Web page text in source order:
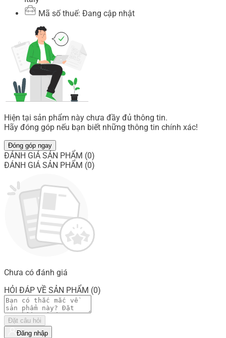
Mã số thuế: Đang cập nhật
Hiện tại sản phẩm này chưa đầy đủ thông tin.
Hãy đóng góp nếu bạn biết những thông tin chính xác!
Đóng góp ngay
ĐÁNH GIÁ SẢN PHẨM (0)
ĐÁNH GIÁ SẢN PHẨM (0)
Chưa có đánh giá
HỎI ĐÁP VỀ SẢN PHẨM (0)
Đặt câu hỏi
Đăng nhập